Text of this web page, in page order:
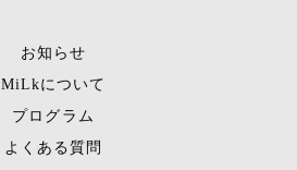
お知らせ
MiLkについて
プログラム
よくある質問